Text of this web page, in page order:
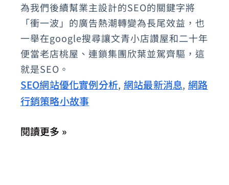
為我們後續幫業主設計的SEO的關鍵字將
「衝一波」的廣告熱潮轉變為長尾效益，也
一舉在google搜尋讓文青小店讚屋和二十年
便當老店桃屋、連鎖集團欣葉並駕齊驅，這
就是SEO。
SEO網站優化實例分析, 網站最新消息, 網路
行銷策略小故事
效
益
就
像
滿
開
的
櫻
花-
閱讀更多 »